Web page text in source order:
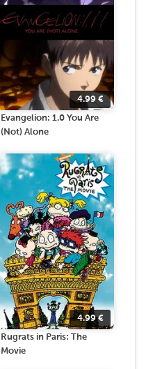
4.99 €
Evangelion: 1.0 You Are
(Not) Alone
4.99€
Rugrats in Paris: The
Movie